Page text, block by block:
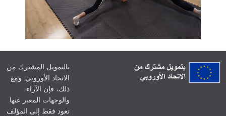
بالتمويل المشترك من
الاتحاد الأوروبي. ومع
ذلك، فإن الآراء
والوجهات المعبر عنها
تعود فقط إلى المؤلف